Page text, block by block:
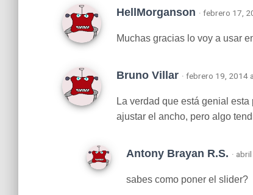
HellMorganson · febrero 17,
Muchas gracias lo voy a usar
Bruno Villar · febrero 19, 2014
La verdad que está genial
ajustar el ancho, pero algo
Antony Brayan R.S. ·
sabes como poner el slider?